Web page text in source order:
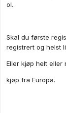
ol.
Skal du første
registrert og helst
Eller kjøp helt eller
kjøp fra Europa.